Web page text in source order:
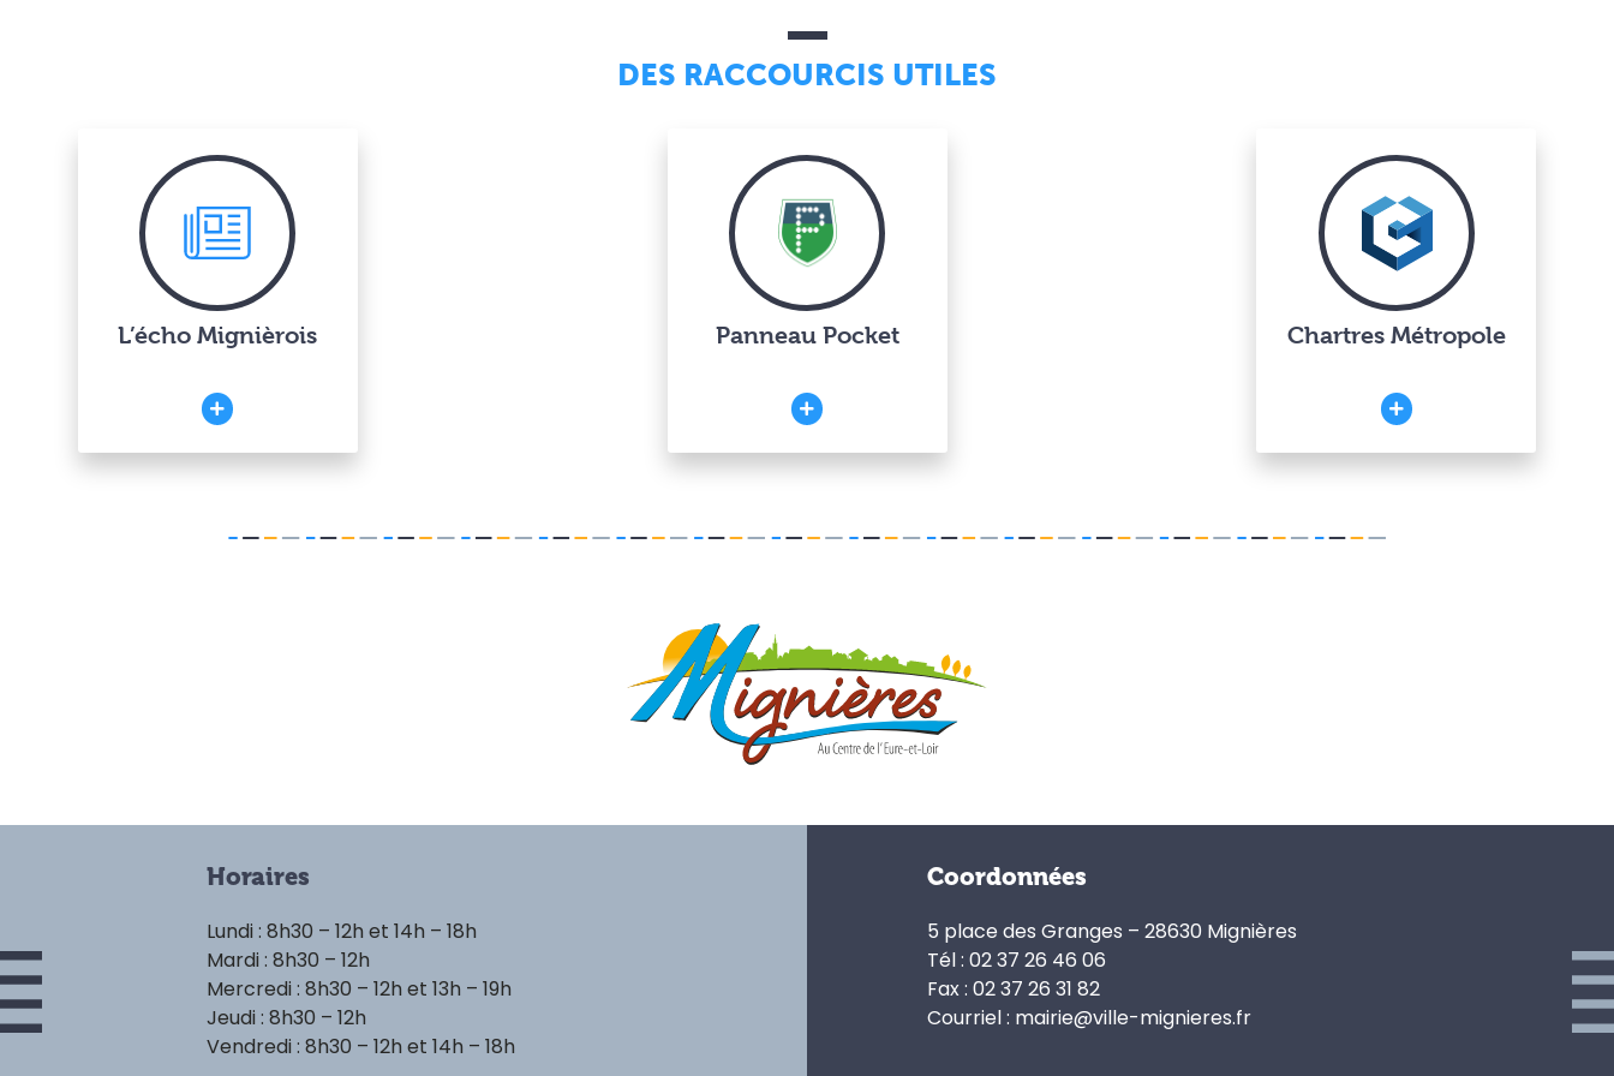
DES RACCOURCIS UTILES
L’écho Mignièrois Panneau Pocket Chartres Métropole
Horaires
Lundi : 8h30 – 12h et 14h – 18h
Mardi : 8h30 – 12h
Mercredi : 8h30 – 12h et 13h – 19h
Jeudi : 8h30 – 12h
Vendredi : 8h30 – 12h et 14h – 18h
Coordonnées
5 place des Granges – 28630 Mignières
Tél : 02 37 26 46 06
Fax : 02 37 26 31 82
Courriel : mairie@ville-mignieres.fr